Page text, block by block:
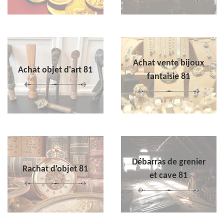
Achat objet d'art 81
Achat vente bijoux
fantaisie 81
Rachat d'objet 81
Débarras de grenier
et cave 81